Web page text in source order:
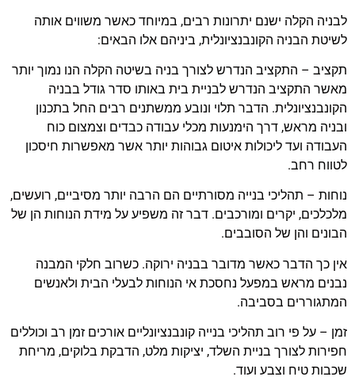
לבניה הקלה ישנם יתרונות רבים, במיוחד כאשר משווים אותה
לשיטת הבניה הקונבנציונלית, ביניהם אלו הבאים:
תקציב – התקציב הנדרש לצורך בניה בשיטה הקלה הנו נמוך יותר
מאשר התקציב הנדרש לבניית בית באותו סדר גודל בבניה
הקונבנציונלית. הדבר תלוי ונובע ממשתנים רבים החל בתכנון
ובניה מראש, דרך הימנעות מכלי עבודה כבדים וצמצום כוח
העבודה ועד ליכולות איטום גבוהות יותר אשר מאפשרות חיסכון
לטווח רחב.
נוחות – תהליכי בנייה מסורתיים הם הרבה יותר מסיביים, רועשים,
מלכלכים, יקרים ומורכבים. דבר זה משפיע על מידת הנוחות הן של
הבונים והן של הסובבים.
אין כך הדבר כאשר מדובר בבניה ירוקה. כשרוב חלקי המבנה
נבנים מראש במפעל נחסכת אי הנוחות לבעלי הבית ולאנשים
המתגוררים בסביבה.
זמן – על פי רוב תהליכי בנייה קונבנציונליים אורכים זמן רב וכוללים
חפירות לצורך בניית השלד, יציקות מלט, הדבקת בלוקים, מריחת
שכבות טיח וצבע ועוד.